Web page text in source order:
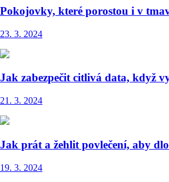
Pokojovky, které porostou i v
23. 3. 2024
Jak zabezpečit citlivá data, když
21. 3. 2024
Jak prát a žehlit povlečení, aby
19. 3. 2024